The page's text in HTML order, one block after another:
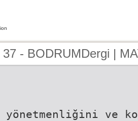
37 - BODRUMDergi |
yönetmenliğini ve